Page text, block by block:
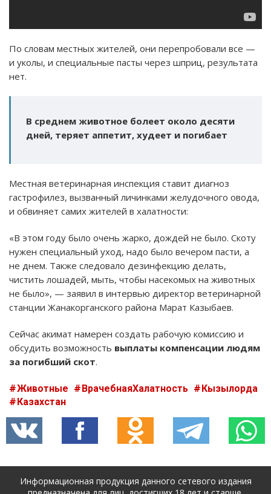
По словам местных жителей, они перепробовали все —
и уколы, и специальные пасты через шприц, результата
нет.
В среднем животное болеет около десяти
дней, теряет аппетит, худеет и погибает
Местная ветеринарная инспекция ставит диагноз
гастрофилез, вызванный личинками желудочного овода,
и обвиняет самих жителей в халатности:
«В этом году было очень жарко, дождей не было. Скоту
нужен специальный уход, надо было вечером пасти, а
не днем. Также следовало дезинфекцию делать,
чистить лошадей, мыть, чтобы насекомых на животных
не было», — заявил в интервью директор ветеринарной
станции Жанакорганского района Марат Казыбаев.
Сейчас акимат намерен создать рабочую комиссию и
обсудить возможность выплаты компенсации людям
за погибший скот.
Животные ВрачебнаяХалатность
Кызылорда
Казахстан
Информационная продукция данного сетевого издания